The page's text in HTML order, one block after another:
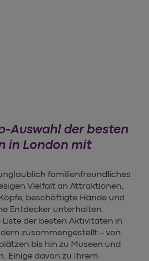
Auswahl der besten
in London mit
familienfreundliches
Vielfalt an Attraktionen,
beschäftigte Hände und
Entdecker unterhalten.
der besten Aktivitäten in
zusammengestellt – von
bis hin zu Museen und
Einige davon zu Ihrem